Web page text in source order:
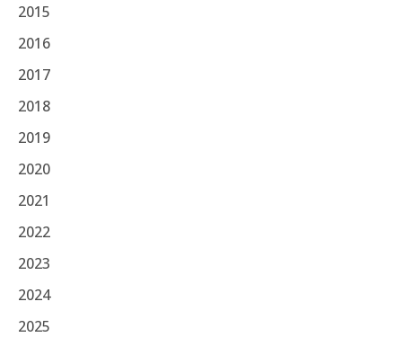
2015
2016
2017
2018
2019
2020
2021
2022
2023
2024
2025